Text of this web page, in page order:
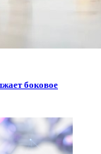
боковое